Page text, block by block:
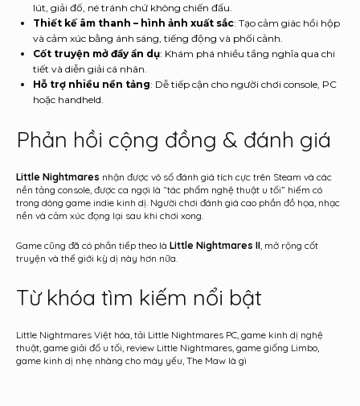
lút, giải đố, né tránh chứ không chiến đấu.
Thiết kế âm thanh – hình ảnh xuất sắc: Tạo cảm giác hồi hộp
và cảm xúc bằng ánh sáng, tiếng động và phối cảnh.
Cốt truyện mở đầy ẩn dụ: Khám phá nhiều tầng nghĩa qua chi
tiết và diễn giải cá nhân.
Hỗ trợ nhiều nền tảng: Dễ tiếp cận cho người chơi console, PC
hoặc handheld.
Phản hồi cộng đồng & đánh giá
Little Nightmares nhận được vô số đánh giá tích cực trên Steam và các
nền tảng console, được ca ngợi là “tác phẩm nghệ thuật u tối” hiếm có
trong dòng game indie kinh dị. Người chơi đánh giá cao phần đồ họa, nhạc
nền và cảm xúc đọng lại sau khi chơi xong.
Game cũng đã có phần tiếp theo là Little Nightmares II , mở rộng cốt
truyện và thế giới kỳ dị này hơn nữa.
Từ khóa tìm kiếm nổi bật
Little Nightmares Việt hóa, tải Little Nightmares PC, game kinh dị nghệ
thuật, game giải đố u tối, review Little Nightmares, game giống Limbo,
game kinh dị nhẹ nhàng cho máy yếu, The Maw là gì